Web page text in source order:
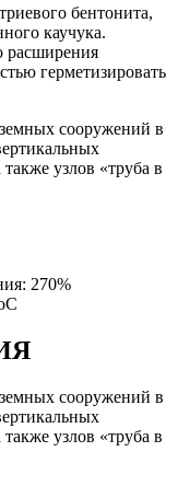
бентонита,
каучука.
расширения
герметизировать
сооружений в
узлов «труба в
270%
сооружений в
узлов «труба в